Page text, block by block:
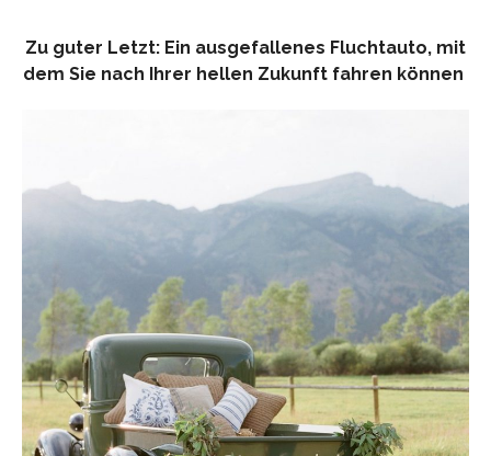
Zu guter Letzt: Ein ausgefallenes Fluchtauto, mit
dem Sie nach Ihrer hellen Zukunft fahren können